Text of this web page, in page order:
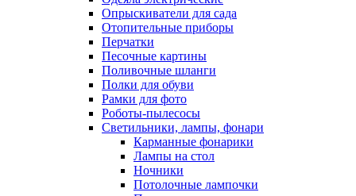
Опрыскиватели для сада
Отопительные приборы
Перчатки
Песочные картины
Поливочные шланги
Полки для обуви
Рамки для фото
Роботы-пылесосы
Светильники, лампы, фонари
Карманные фонарики
Лампы на стол
Ночники
Потолочные лампочки